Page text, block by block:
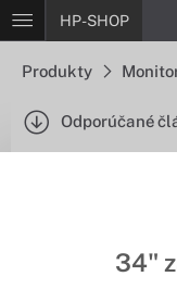
HP-SHOP
Produkty
Odporúčané
34"